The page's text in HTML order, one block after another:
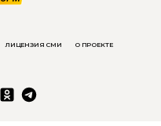
ЛИЦЕНЗИЯ СМИ О ПРОЕКТЕ